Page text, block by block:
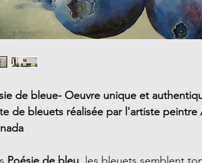
de bleue- Oeuvre unique et
de bleuets réalisée par l'artiste peintre